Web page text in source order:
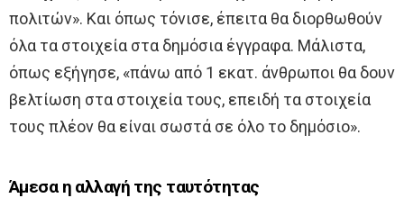
πολιτών». Και όπως τόνισε, έπειτα θα διορθωθούν
όλα τα στοιχεία στα δημόσια έγγραφα. Μάλιστα,
όπως εξήγησε, «πάνω από 1 εκατ. άνθρωποι θα δουν
βελτίωση στα στοιχεία τους, επειδή τα στοιχεία
τους πλέον θα είναι σωστά σε όλο το δημόσιο».
Άμεσα η αλλαγή της ταυτότητας